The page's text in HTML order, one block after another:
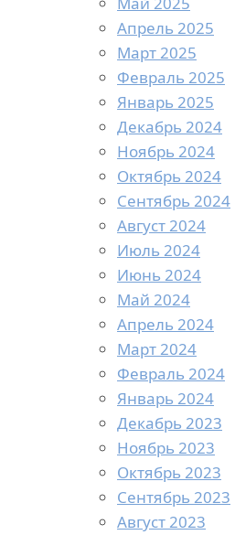
Апрель 2025
Март 2025
Февраль 2025
Январь 2025
Декабрь 2024
Ноябрь 2024
Октябрь 2024
Сентябрь 2024
Август 2024
Июль 2024
Июнь 2024
Май 2024
Апрель 2024
Март 2024
Февраль 2024
Январь 2024
Декабрь 2023
Ноябрь 2023
Октябрь 2023
Сентябрь 2023
Август 2023